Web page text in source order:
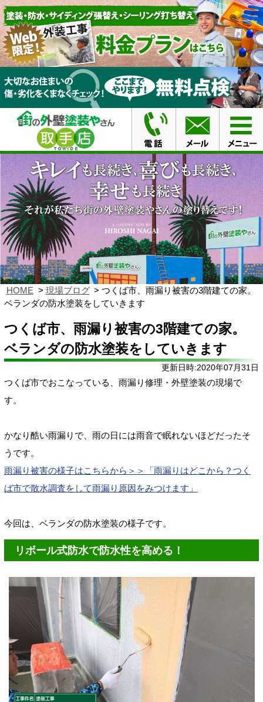
HOME 現場ブログ
つくば市、雨漏り被害の3階建ての家。
ベランダの防水塗装をしていきます
つくば市、雨漏り被害の3階建ての家。
ベランダの防水塗装をしていきます
更新日時:2020年07月31日
つくば市でおこなっている、雨漏り修理・外壁塗装の現場で
す。
かなり酷い雨漏りで、雨の日には雨音で眠れないほどだったそ
うです。
雨漏り被害の様子はこちらから＞＞「雨漏りはどこから？つく
ば市で散水調査をして雨漏り原因をみつけます」
今回は、ベランダの防水塗装の様子です。
リボール式防水で防水性を高める！